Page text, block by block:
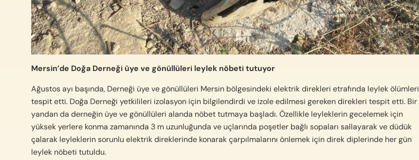
Mersin’de Doğa Derneği üye ve gönüllüleri leylek nöbeti tutuyor
Ağustos ayı başında, Derneği üye ve gönüllüleri Mersin bölgesindeki elektrik direkleri etrafında leylek ölümleri
tespit etti. Doğa Derneği yetkilileri izolasyon için bilgilendirdi ve izole edilmesi gereken direkleri tespit etti. Bir
yandan da derneğin üye ve gönüllüleri alanda nöbet tutmaya başladı. Özellikle leyleklerin gecelemek için
yüksek yerlere konma zamanında 3 m uzunluğunda ve uçlarında poşetler bağlı sopaları sallayarak ve düdük
çalarak leyleklerin sorunlu elektrik direklerinde konarak çarpılmalarını önlemek için direk diplerinde her gün
leylek nöbeti tutuldu.